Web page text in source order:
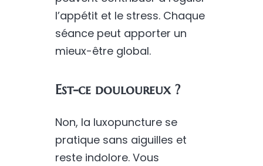
l’appétit et le stress. Chaque
séance peut apporter un
mieux-être global.
Est-ce douloureux ?
Non, la luxopuncture se
pratique sans aiguilles et
reste indolore. Vous